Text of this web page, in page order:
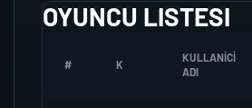
OYUNCU LISTESI
# K
KULLANICI
ADI